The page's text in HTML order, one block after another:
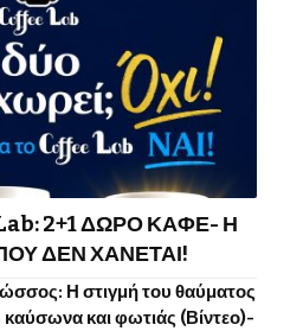
2+1 ΔΩΡΟ ΚΑΦΕ- Η
ΔΕΝ ΧΑΝΕΤΑΙ!
Η στιγμή του θαύματος
και φωτιάς (Βίντεο)-